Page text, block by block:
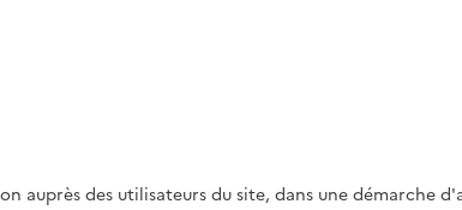
auprès des utilisateurs du site, dans une démarche